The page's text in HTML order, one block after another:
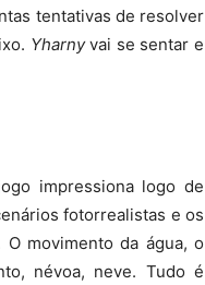
tentativas de resolver
Yharnyvai se sentar e
impressiona logo de
fotorrealistas e os
movimento da água, o
névoa, neve. Tudo é